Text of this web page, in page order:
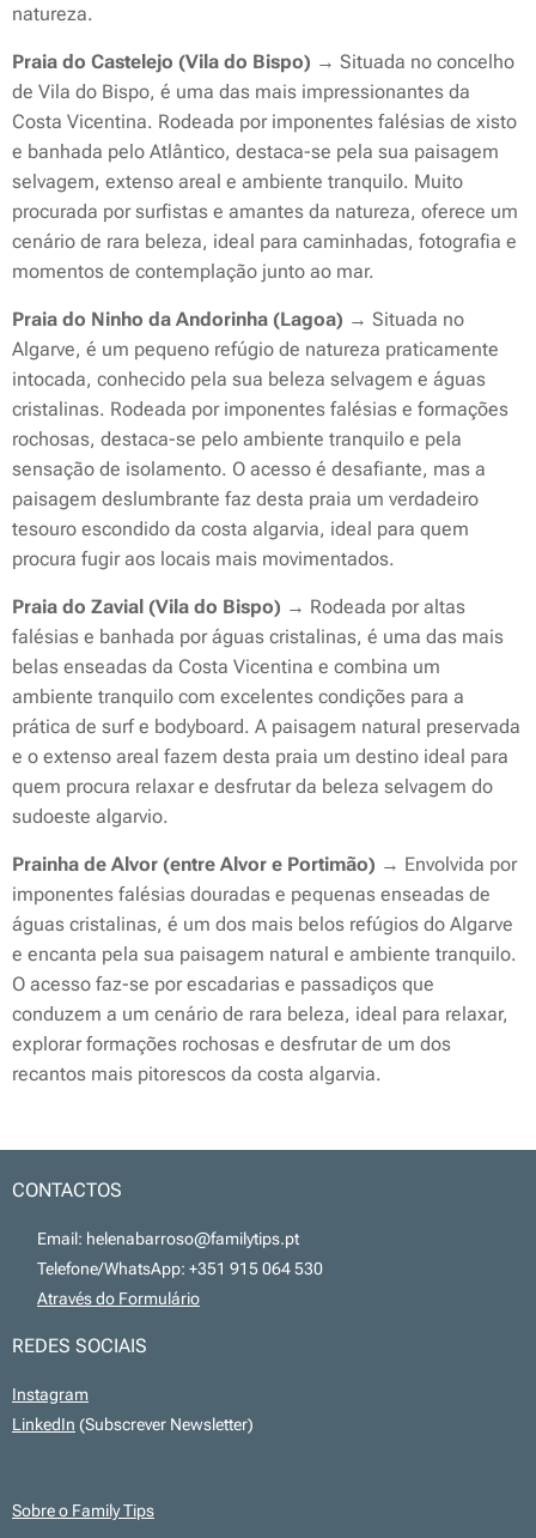
natureza.
Praia do Castelejo (Vila do Bispo) → Situada no concelho
de Vila do Bispo, é uma das mais impressionantes da
Costa Vicentina. Rodeada por imponentes falésias de xisto
e banhada pelo Atlântico, destaca-se pela sua paisagem
selvagem, extenso areal e ambiente tranquilo. Muito
procurada por surfistas e amantes da natureza, oferece um
cenário de rara beleza, ideal para caminhadas, fotografia e
momentos de contemplação junto ao mar.
Praia do Ninho da Andorinha (Lagoa) → Situada no
Algarve, é um pequeno refúgio de natureza praticamente
intocada, conhecido pela sua beleza selvagem e águas
cristalinas. Rodeada por imponentes falésias e formações
rochosas, destaca-se pelo ambiente tranquilo e pela
sensação de isolamento. O acesso é desafiante, mas a
paisagem deslumbrante faz desta praia um verdadeiro
tesouro escondido da costa algarvia, ideal para quem
procura fugir aos locais mais movimentados.
Praia do Zavial (Vila do Bispo) → Rodeada por altas
falésias e banhada por águas cristalinas, é uma das mais
belas enseadas da Costa Vicentina e combina um
ambiente tranquilo com excelentes condições para a
prática de surf e bodyboard. A paisagem natural preservada
e o extenso areal fazem desta praia um destino ideal para
quem procura relaxar e desfrutar da beleza selvagem do
sudoeste algarvio.
Prainha de Alvor (entre Alvor e Portimão) → Envolvida por
imponentes falésias douradas e pequenas enseadas de
águas cristalinas, é um dos mais belos refúgios do Algarve
e encanta pela sua paisagem natural e ambiente tranquilo.
O acesso faz-se por escadarias e passadiços que
conduzem a um cenário de rara beleza, ideal para relaxar,
explorar formações rochosas e desfrutar de um dos
recantos mais pitorescos da costa algarvia.
CONTACTOS
📧 Email: helenabarroso@familytips.pt
📞 Telefone/WhatsApp: +351 915 064 530
Através do Formulário
REDES SOCIAIS
Instagram
LinkedIn (Subscrever Newsletter)
Sobre o Family Tips